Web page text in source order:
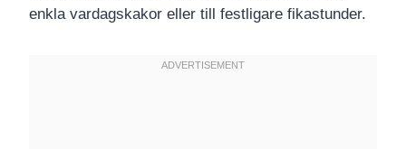
enkla vardagskakor eller till festligare fikastunder.